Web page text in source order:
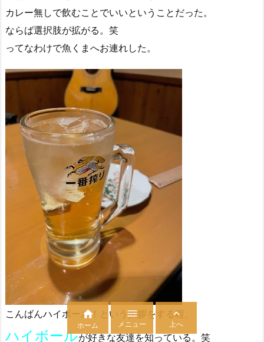
カレー無しで飲むことでいいということだった。
ならば選択肢が拡がる。笑
ってなわけで魚くまへお連れした。
こんばんハイボール！という挨拶をする程、
ハイボールが好きな友達を知っている。笑

ホーム

メニュー

上へ